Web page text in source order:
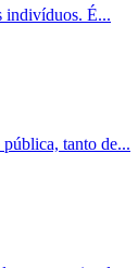
indivíduos. É...
tanto de...